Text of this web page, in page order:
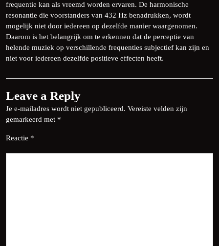
frequentie kan als vreemd worden ervaren. De harmonische
resonantie die voorstanders van 432 Hz benadrukken, wordt
mogelijk niet door iedereen op dezelfde manier waargenomen.
Daarom is het belangrijk om te erkennen dat de perceptie van
helende muziek op verschillende frequenties subjectief kan zijn en
niet voor iedereen dezelfde positieve effecten heeft.
Leave a Reply
Je e-mailadres wordt niet gepubliceerd. Vereiste velden zijn
gemarkeerd met *
Reactie *